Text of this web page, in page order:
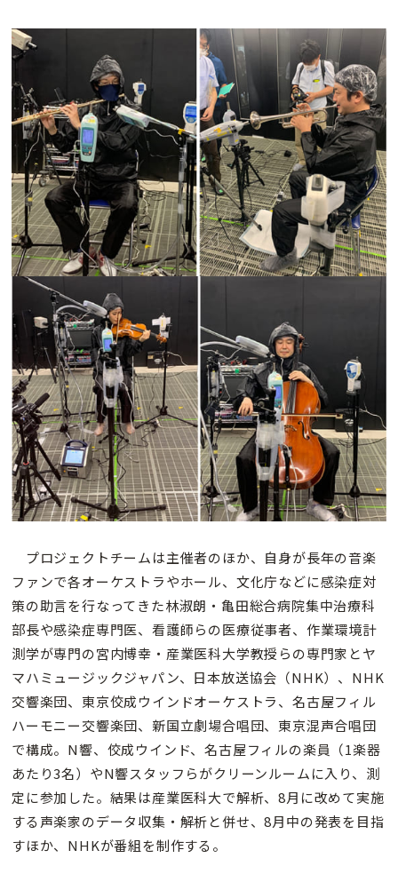
プロジェクトチームは主催者のほか、自身が長年の音楽
ファンで各オーケストラやホール、文化庁などに感染症対
策の助言を行なってきた林淑朗・亀田総合病院集中治療科
部長や感染症専門医、看護師らの医療従事者、作業環境計
測学が専門の宮内博幸・産業医科大学教授らの専門家とヤ
マハミュージックジャパン、日本放送協会（NHK）、NHK
交響楽団、東京佼成ウインドオーケストラ、名古屋フィル
ハーモニー交響楽団、新国立劇場合唱団、東京混声合唱団
で構成。N響、佼成ウインド、名古屋フィルの楽員（1楽器
あたり3名）やN響スタッフらがクリーンルームに入り、測
定に参加した。結果は産業医科大で解析、8月に改めて実施
する声楽家のデータ収集・解析と併せ、8月中の発表を目指
すほか、NHKが番組を制作する。